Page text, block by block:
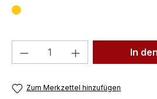
Produkt Anzahl: Gib
In
Zum Merkzettel hinzufügen